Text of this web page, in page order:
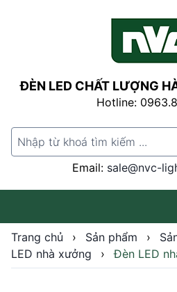
ĐÈN LED CHẤT LƯỢNG
Hotline:
Search for:
Email: sale@nvc-
Trang chủ › Sản phẩm ›
LED nhà xưởng
› Đèn LED